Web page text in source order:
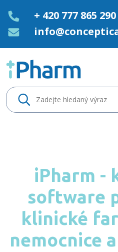
+ 420 777 865 290
iPharm -
software
klinické
nemocnice